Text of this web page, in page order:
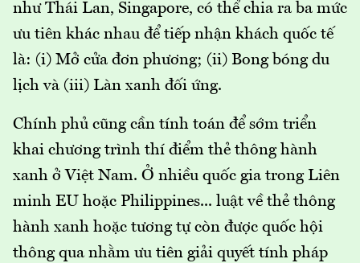
như Thái Lan, Singapore, có thể chia ra ba mức
ưu tiên khác nhau để tiếp nhận khách quốc tế
là: (i) Mở cửa đơn phương; (ii) Bong bóng du
lịch và (iii) Làn xanh đối ứng.
Chính phủ cũng cần tính toán để sớm triển
khai chương trình thí điểm thẻ thông hành
xanh ở Việt Nam. Ở nhiều quốc gia trong Liên
minh EU hoặc Philippines... luật về thẻ thông
hành xanh hoặc tương tự còn được quốc hội
thông qua nhằm ưu tiên giải quyết tính pháp